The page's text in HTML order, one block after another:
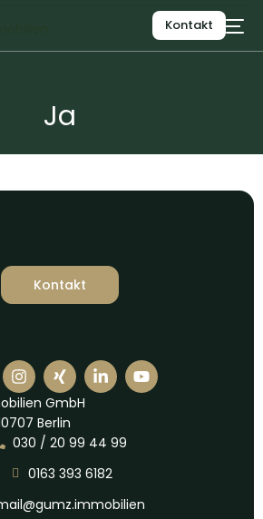
Kontakt
Ja
GmbH
Berlin
030 / 20 99 44 99
0163 393 6182
Kontakt